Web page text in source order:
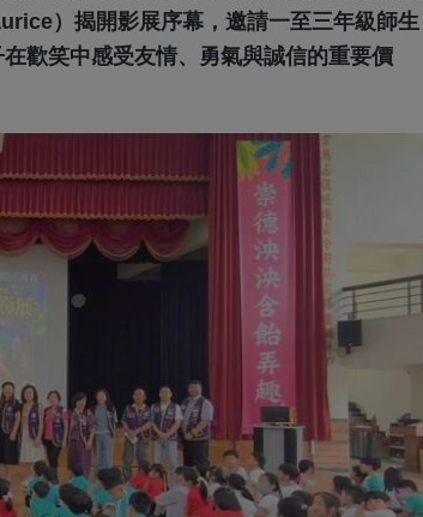
）揭開影展序幕，邀請一至三年級師生
歡笑中感受友情、勇氣與誠信的重要價